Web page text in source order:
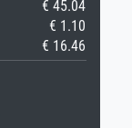
€ 45.04
€ 1.10
€ 16.46